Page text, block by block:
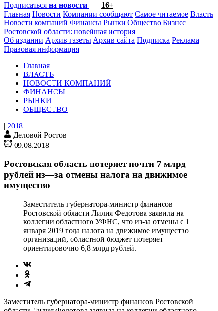
Подписаться на новости
16+
Главная Новости Компании сообщают Самое читаемое Власть
Новости компаний Финансы Рынки Общество Бизнес
Ростовской области: новейшая история
Об издании Архив газеты Архив сайта Подписка Реклама
Правовая информация
Главная
ВЛАСТЬ
НОВОСТИ КОМПАНИЙ
ФИНАНСЫ
РЫНКИ
ОБЩЕСТВО
| 2018
Деловой Ростов
09.08.2018
Ростовская область потеряет почти 7 млрд
рублей из—за отмены налога на движимое
имущество
Заместитель губернатора-министр финансов
Ростовской области Лилия Федотова заявила на
коллегии областного УФНС, что из-за отмены с 1
января 2019 года налога на движимое имущество
организаций, областной бюджет потеряет
ориентировочно 6,8 млрд рублей.
Заместитель губернатора-министр финансов Ростовской